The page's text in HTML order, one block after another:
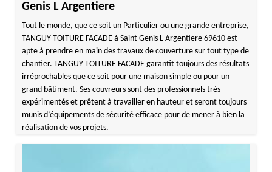
Genis L Argentiere
Tout le monde, que ce soit un Particulier ou une grande entreprise,
TANGUY TOITURE FACADE à Saint Genis L Argentiere 69610 est
apte à prendre en main des travaux de couverture sur tout type de
chantier. TANGUY TOITURE FACADE garantit toujours des résultats
irréprochables que ce soit pour une maison simple ou pour un
grand bâtiment. Ses couvreurs sont des professionnels très
expérimentés et prêtent à travailler en hauteur et seront toujours
munis d’équipements de sécurité efficace pour de mener à bien la
réalisation de vos projets.